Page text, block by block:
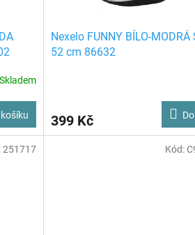
Skladem
Nexelo FUNNY BÍLO-MODRÁ
52 cm 86632
399 Kč
251717 Kód: